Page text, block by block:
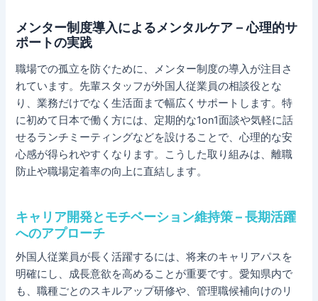
メンター制度導入によるメンタルケア – 心理的サ
ポートの実践
職場での孤立を防ぐために、メンター制度の導入が注目さ
れています。先輩スタッフが外国人従業員の相談役とな
り、業務だけでなく生活面まで幅広くサポートします。特
に初めて日本で働く方には、定期的な1on1面談や気軽に話
せるランチミーティングなどを設けることで、心理的な安
心感が得られやすくなります。こうした取り組みは、離職
防止や職場定着率の向上に直結します。
キャリア開発とモチベーション維持策 – 長期活躍
へのアプローチ
外国人従業員が長く活躍するには、将来のキャリアパスを
明確にし、成長意欲を高めることが重要です。愛知県内で
も、職種ごとのスキルアップ研修や、管理職候補向けのリ